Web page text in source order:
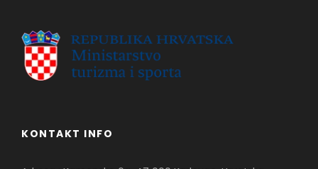
KONTAKT INFO